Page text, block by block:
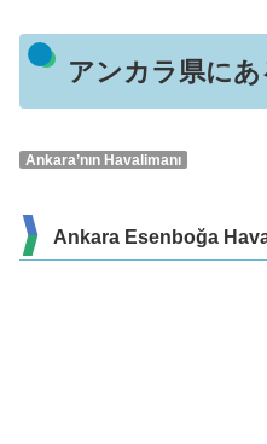
アンカラ県にあ
Ankara’nın Havalimanı
Ankara Esenboğa